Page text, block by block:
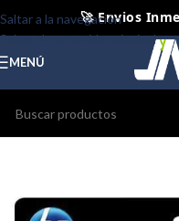
Saltar a la navegación
Saltar al contenido principal
🚀 Envios
📦 Envios
🤝 Pago
MENÚ